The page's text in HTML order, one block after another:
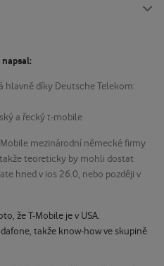
napsal:
hlavně díky Deutsche Telekom:
a řecký t-mobile
mezinárodní německé firmy
teoreticky by mohli dostat
hned v ios 26.0, nebo později v
že T-Mobile je v USA.
takže know-how ve skupině